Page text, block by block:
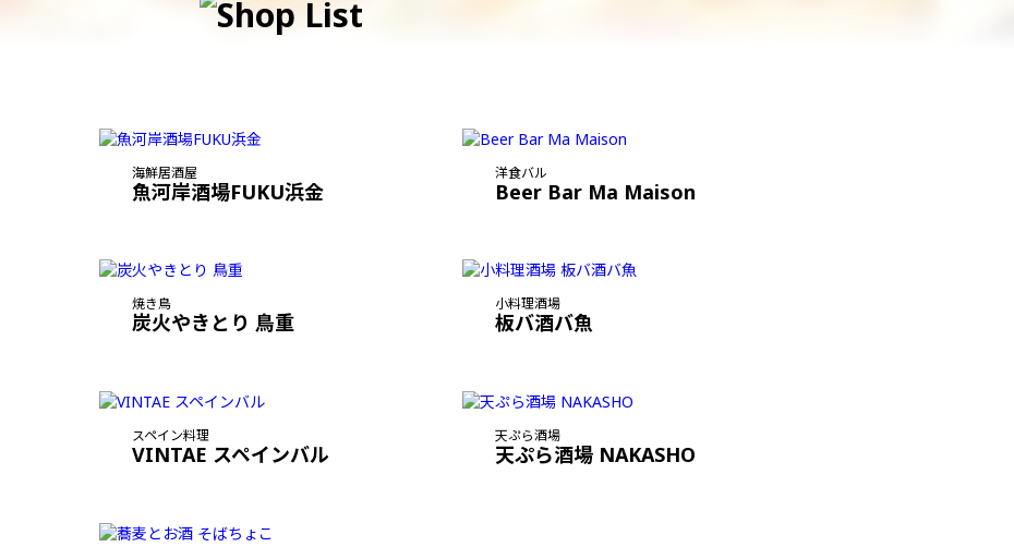
海鮮居酒屋
魚河岸酒場FUKU浜金
洋食バル
Beer Bar Ma Maison
焼き鳥
炭火やきとり 鳥重
小料理酒場
板バ酒バ魚
スペイン料理
VINTAE スペインバル
天ぷら酒場
天ぷら酒場 NAKASHO